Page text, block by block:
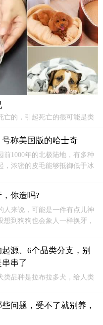
亡的，引起死亡的很可能是类
，也是会产生较大威胁，在狗
体温升高、不吃不喝、结膜
称美国版的哈士奇
前1000年的北极陆地，有多种
，浓密的皮毛能够抵御低于冰
你造吗?
人来说，可能是一件有点儿神
到狗狗也会象人一样换牙，
们，讲讲狗换牙的问题。
源、6个品类分支，别
串了
类品种是拉布拉多犬，给人类
性格稳重，还能胜任其它多种
帮助很大。
问题，受不了就别养，